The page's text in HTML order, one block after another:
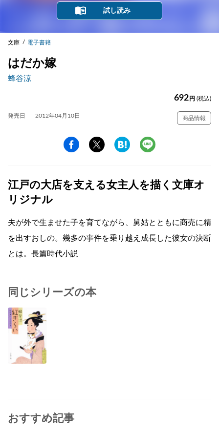
試し読み
文庫 電子書籍
はだか嫁
蜂谷涼
692 円 (税込)
発売日 2012年04月10日 商品情報
江戸の大店を支える女主人を描く文庫オ
リジナル
夫が外で生ませた子を育てながら、舅姑とともに商売に精
を出すおしの。幾多の事件を乗り越え成長した彼女の決断
とは。長篇時代小説
同じシリーズの本
おすすめ記事